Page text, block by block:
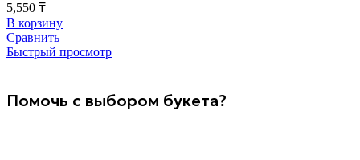
5,550 ₸
В корзину
Сравнить
Быстрый просмотр
Помочь с выбором букета?